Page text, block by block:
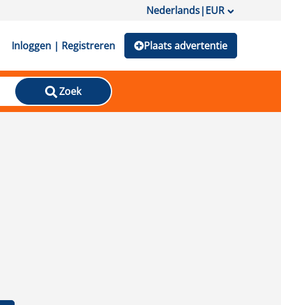
Nederlands|EUR
Inloggen | Registreren Plaats advertentie
Zoek